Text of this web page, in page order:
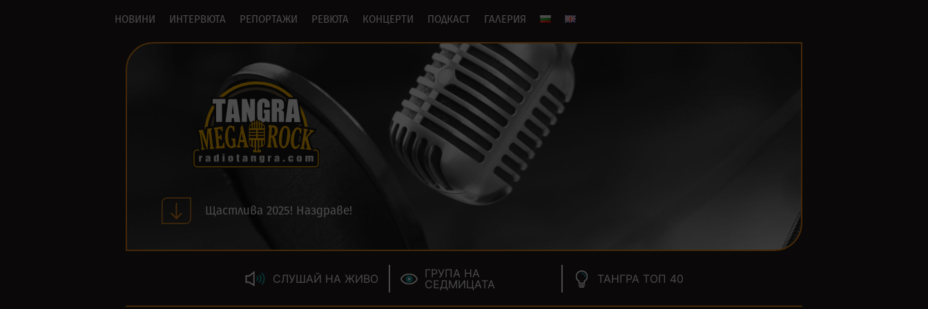
НОВИНИ ИНТЕРВЮТА РЕПОРТАЖИ РЕВЮТА КОНЦЕРТИ ПОДКАСТ ГАЛЕРИЯ
Щастлива 2025! Наздраве!
СЛУШАЙ НА ЖИВО
ГРУПА НА
СЕДМИЦАТА
ТАНГРА ТОП 40